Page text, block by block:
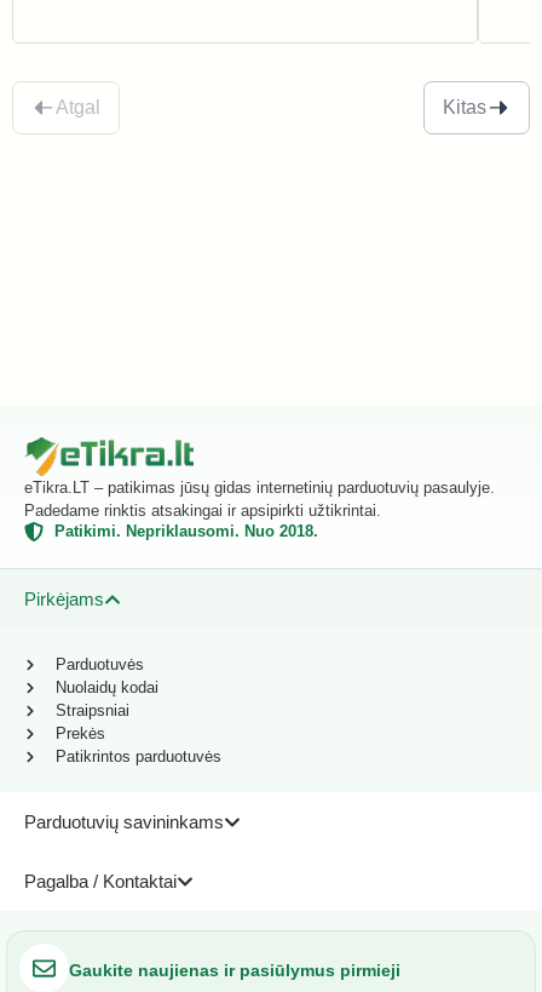
Atgal Kitas
eTikra.LT – patikimas jūsų gidas internetinių parduotuvių pasaulyje.
Padedame rinktis atsakingai ir apsipirkti užtikrintai.
Patikimi. Nepriklausomi. Nuo 2018.
Pirkėjams
Parduotuvių savininkams
Pagalba / Kontaktai
Parduotuvės
Nuolaidų kodai
Straipsniai
Prekės
Patikrintos parduotuvės
Gaukite naujienas ir pasiūlymus pirmieji